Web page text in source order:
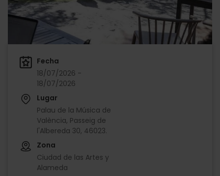
Fecha
18/07/2026 -
18/07/2026
Lugar
Palau de la Música de
València, Passeig de
l'Albereda 30, 46023.
Zona
Ciudad de las Artes y
Alameda